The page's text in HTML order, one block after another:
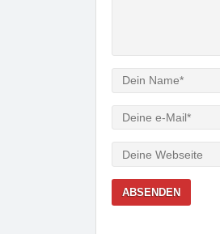
Verfasser
Mail
Webseite